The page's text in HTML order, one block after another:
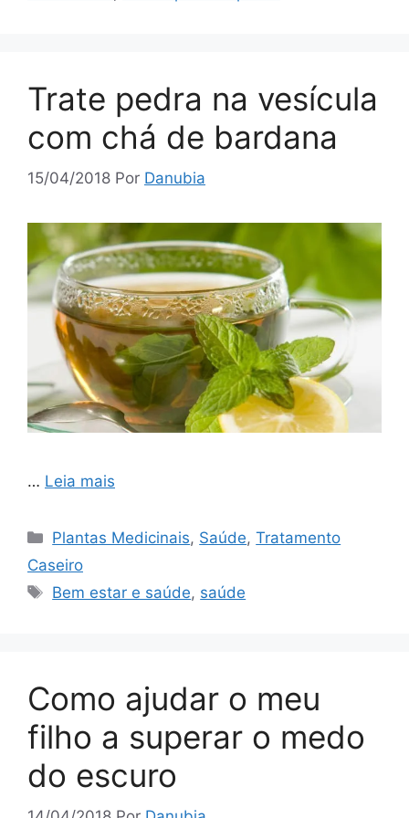
Trate pedra na vesícula
com chá de bardana
15/04/2018 Por Danubia
… Leia mais
Categorias
Plantas Medicinais, Saúde,Tratamento
Caseiro
Tags
Bem estar e saúde, saúde
Como ajudar o meu
filho a superar o medo
do escuro